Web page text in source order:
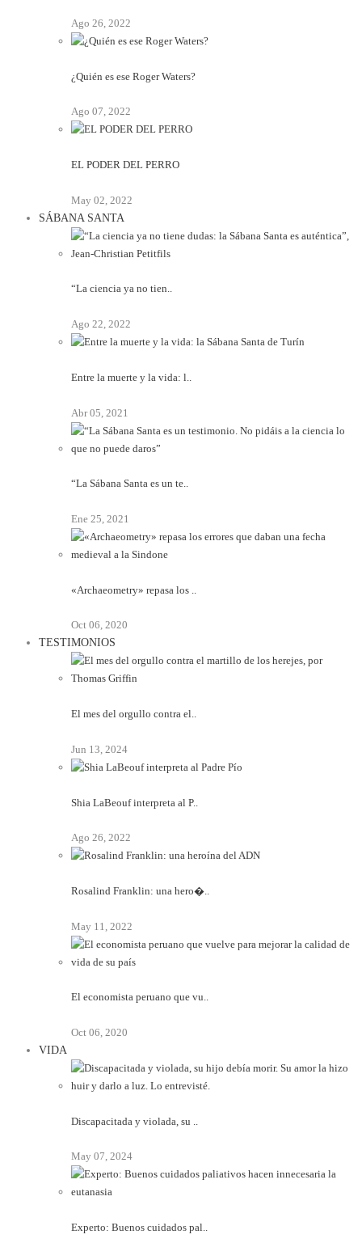
Ago 26, 2022
¿Quién es ese Roger Waters?
Ago 07, 2022
EL PODER DEL PERRO
May 02, 2022
SÁBANA SANTA
“La ciencia ya no tien..
Ago 22, 2022
Entre la muerte y la vida: l..
Abr 05, 2021
“La Sábana Santa es un te..
Ene 25, 2021
«Archaeometry» repasa los ..
Oct 06, 2020
TESTIMONIOS
El mes del orgullo contra el..
Jun 13, 2024
Shia LaBeouf interpreta al P..
Ago 26, 2022
Rosalind Franklin: una hero�..
May 11, 2022
El economista peruano que vu..
Oct 06, 2020
VIDA
Discapacitada y violada, su ..
May 07, 2024
Experto: Buenos cuidados pal..